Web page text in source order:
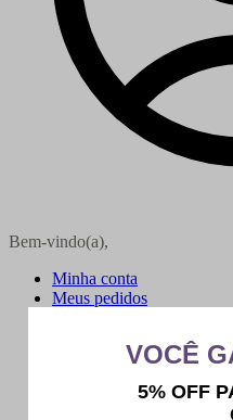
Bem-vindo(a),
Minha conta
Meus pedidos